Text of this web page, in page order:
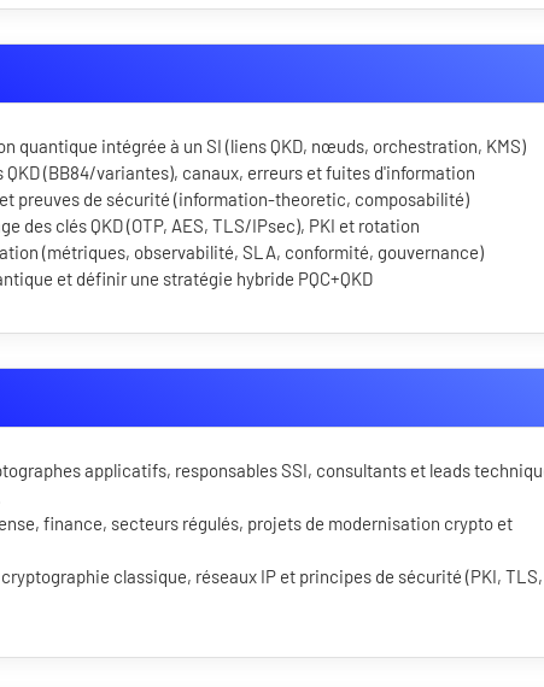
quantique intégrée à un SI (liens QKD, nœuds, orchestration, KMS)
(BB84/variantes), canaux, erreurs et fuites d'information
preuves de sécurité (information-theoretic, composabilité)
des clés QKD (OTP, AES, TLS/IPsec), PKI et rotation
(métriques, observabilité, SLA, conformité, gouvernance)
et définir une stratégie hybride PQC+QKD
applicatifs, responsables SSI, consultants et leads
finance, secteurs régulés, projets de modernisation crypto et
classique, réseaux IP et principes de sécurité (PKI, TLS,